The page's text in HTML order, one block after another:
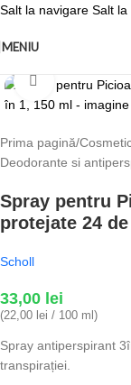
Salt la navigare Salt la
MENIU
Fă clic
Prima pagină/
Deodorante si
Spray pentru
protejate 24
Scholl
33,00 lei
(22,00 lei / 100 ml)
Spray antiperspirant
transpirației.